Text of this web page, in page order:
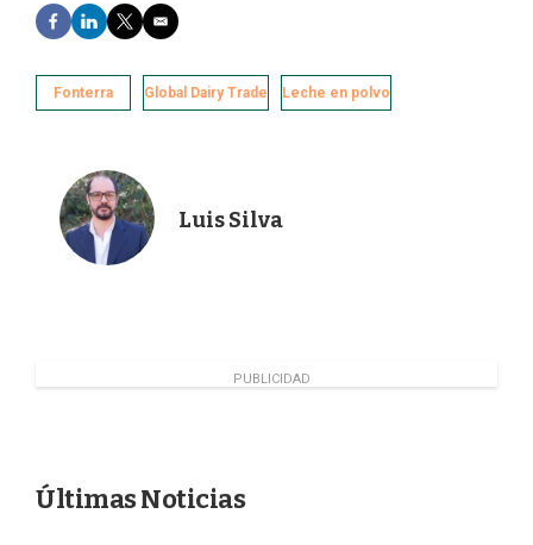
F
a
e
b
L
i
k
e
n
T
w
t
E
m
i
l
Fonterra Global Dairy Trade Leche en polvo
Luis Silva
PUBLICIDAD
Últimas Noticias